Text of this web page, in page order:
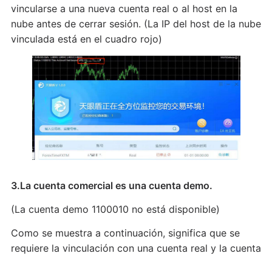
vincularse a una nueva cuenta real o al host en la
nube antes de cerrar sesión. (La IP del host de la nube
vinculada está en el cuadro rojo)
3.La cuenta comercial es una cuenta demo.
(La cuenta demo 1100010 no está disponible)
Como se muestra a continuación, significa que se
requiere la vinculación con una cuenta real y la cuenta